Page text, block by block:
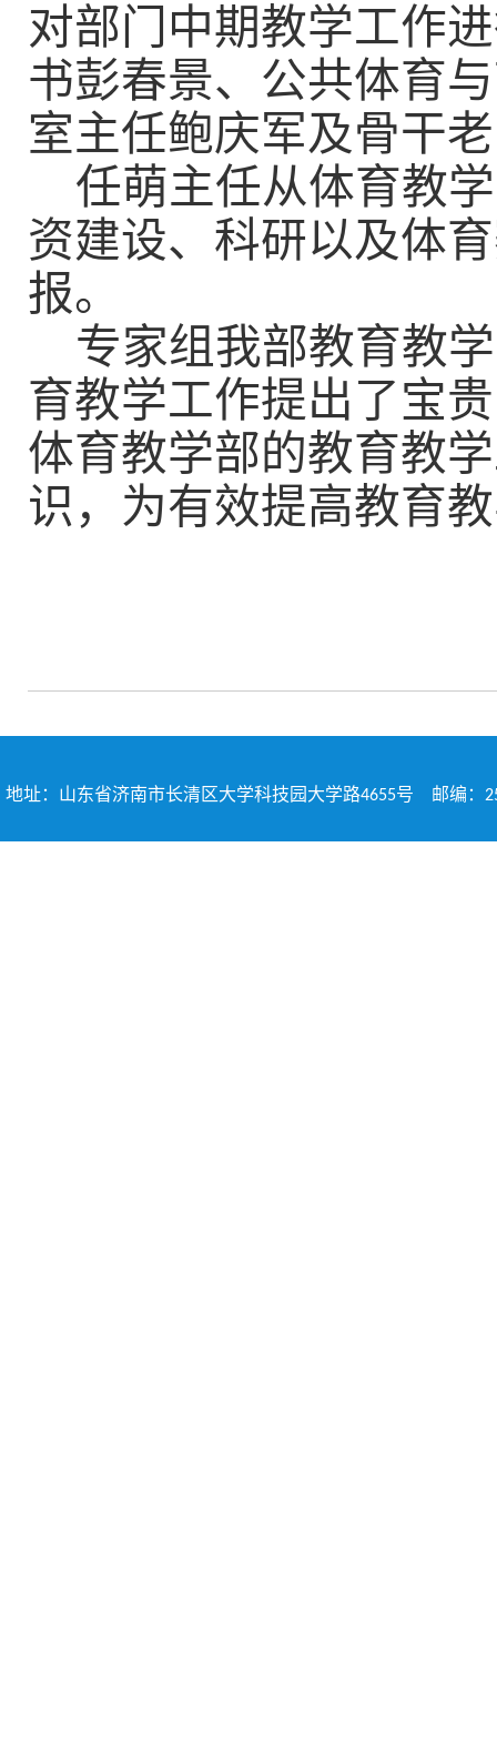
对部门中期教学工作
书彭春景、公共体育
室主任鲍庆军及骨干
任萌主任从体育教
资建设、科研以及体
报。
专家组我部教育教
育教学工作提出了宝
体育教学部的教育教
识，为有效提高教育
地址：山东省济南市长清区大学科技园大学路4655号 邮编：